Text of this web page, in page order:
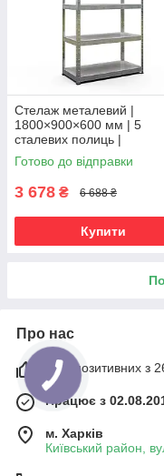
Стелаж металевий |
1800×900×600 мм | 5
сталевих полиць |
Оцинкований | Бюджет
150 кг/полицю | збірний
гаража, складу та
Готово до відправки
3 678 ₴ 6 688 ₴
Купити
Про нас
98% позитивних з
Працює з
м. Харків
Київський район,